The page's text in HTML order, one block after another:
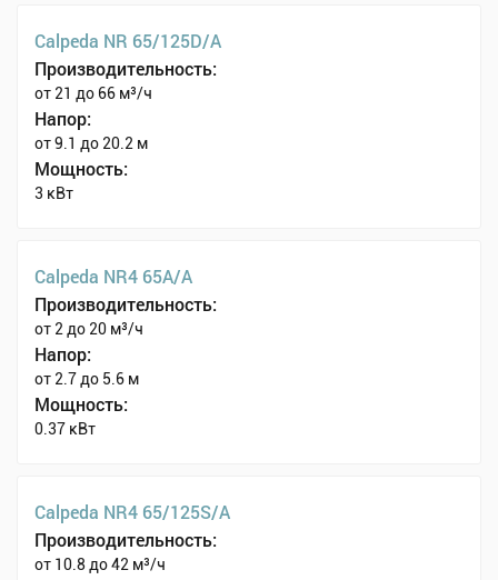
Calpeda NR 65/125D/A
Производительность:
от 21 до 66 м³/ч
Напор:
от 9.1 до 20.2 м
Мощность:
3 кВт
Calpeda NR4 65A/A
Производительность:
от 2 до 20 м³/ч
Напор:
от 2.7 до 5.6 м
Мощность:
0.37 кВт
Calpeda NR4 65/125S/A
Производительность:
от 10.8 до 42 м³/ч